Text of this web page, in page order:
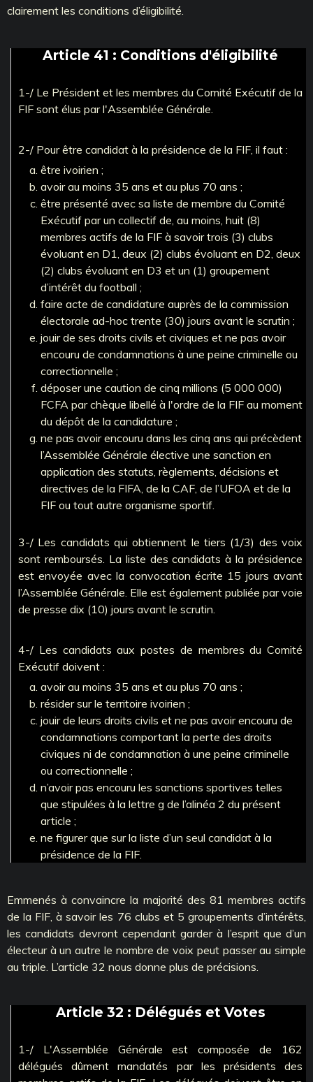
clairement les conditions d’éligibilité.
Article 41 : Conditions d'éligibilité
1-/ Le Président et les membres du Comité Exécutif de la
FIF sont élus par l'Assemblée Générale.
2-/ Pour être candidat à la présidence de la FIF, il faut :
être ivoirien ;
avoir au moins 35 ans et au plus 70 ans ;
être présenté avec sa liste de membre du Comité
Exécutif par un collectif de, au moins, huit (8)
membres actifs de la FIF à savoir trois (3) clubs
évoluant en D1, deux (2) clubs évoluant en D2, deux
(2) clubs évoluant en D3 et un (1) groupement
d’intérêt du football ;
faire acte de candidature auprès de la commission
électorale ad-hoc trente (30) jours avant le scrutin ;
jouir de ses droits civils et civiques et ne pas avoir
encouru de condamnations à une peine criminelle ou
correctionnelle ;
déposer une caution de cinq millions (5 000 000)
FCFA par chèque libellé à l'ordre de la FIF au moment
du dépôt de la candidature ;
ne pas avoir encouru dans les cinq ans qui précèdent
l’Assemblée Générale élective une sanction en
application des statuts, règlements, décisions et
directives de la FIFA, de la CAF, de l’UFOA et de la
FIF ou tout autre organisme sportif.
3-/ Les candidats qui obtiennent le tiers (1/3) des voix
sont remboursés. La liste des candidats à la présidence
est envoyée avec la convocation écrite 15 jours avant
l’Assemblée Générale. Elle est également publiée par voie
de presse dix (10) jours avant le scrutin.
4-/ Les candidats aux postes de membres du Comité
Exécutif doivent :
avoir au moins 35 ans et au plus 70 ans ;
résider sur le territoire ivoirien ;
jouir de leurs droits civils et ne pas avoir encouru de
condamnations comportant la perte des droits
civiques ni de condamnation à une peine criminelle
ou correctionnelle ;
n’avoir pas encouru les sanctions sportives telles
que stipulées à la lettre g de l’alinéa 2 du présent
article ;
ne figurer que sur la liste d’un seul candidat à la
présidence de la FIF.
Emmenés à convaincre la majorité des 81 membres actifs
de la FIF, à savoir les 76 clubs et 5 groupements d’intérêts,
les candidats devront cependant garder à l’esprit que d’un
électeur à un autre le nombre de voix peut passer au simple
au triple. L’article 32 nous donne plus de précisions.
Article 32 : Délégués et Votes
1-/ L'Assemblée Générale est composée de 162
délégués dûment mandatés par les présidents des